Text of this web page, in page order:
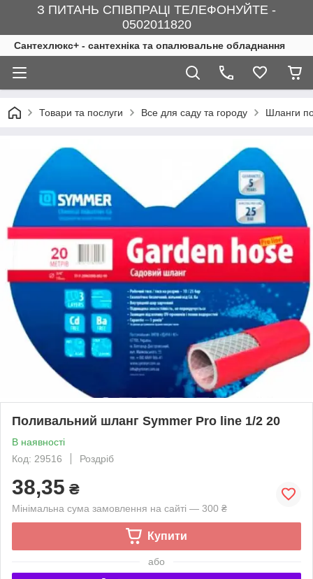
З ПИТАНЬ СПІВПРАЦІ ТЕЛЕФОНУЙТЕ -
0502011820
Сантехлюкс+ - сантехніка та опалювальне обладнання
Товари та послуги Все для саду та городу Шланги
Поливальний шланг Symmer Pro line 1/2 20
В наявності
Код: 29516
Роздріб
38,35 ₴
Мінімальна сума замовлення на сайті — 300 ₴
Купити
або